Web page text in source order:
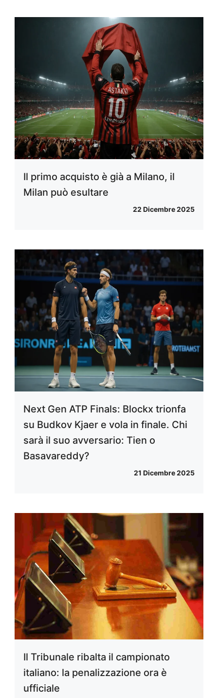
Il primo acquisto è già a Milano, il
Milan può esultare
22 Dicembre 2025
Next Gen ATP Finals: Blockx trionfa
su Budkov Kjaer e vola in finale. Chi
sarà il suo avversario: Tien o
Basavareddy?
21 Dicembre 2025
Il Tribunale ribalta il campionato
italiano: la penalizzazione ora è
ufficiale